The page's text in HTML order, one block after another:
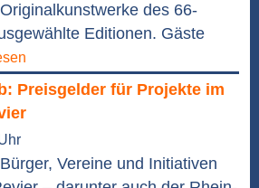
des 66-
Editionen. Gäste
Preisgelder für Projekte im
Vereine und Initiativen